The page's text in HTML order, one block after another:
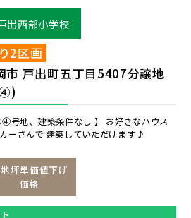
出西部小学校
2区画
市 戸出町五丁目5407分譲地
号地、建築条件なし 】 お好きなハウス
ーさんで 建築していただけます♪
坪単価値下げ
価格